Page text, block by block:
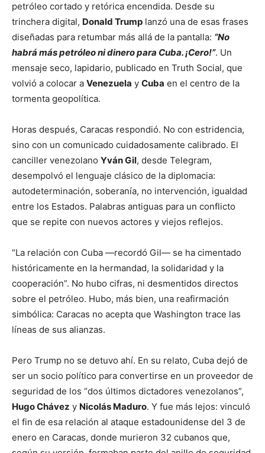
petróleo cortado y retórica encendida. Desde su
trinchera digital, Donald Trump lanzó una de esas frases
diseñadas para retumbar más allá de la pantalla: “No
habrá más petróleo ni dinero para Cuba. ¡Cero!”. Un
mensaje seco, lapidario, publicado en Truth Social, que
volvió a colocar a Venezuela y Cuba en el centro de la
tormenta geopolítica.
Horas después, Caracas respondió. No con estridencia,
sino con un comunicado cuidadosamente calibrado. El
canciller venezolano Yván Gil, desde Telegram,
desempolvó el lenguaje clásico de la diplomacia:
autodeterminación, soberanía, no intervención, igualdad
entre los Estados. Palabras antiguas para un conflicto
que se repite con nuevos actores y viejos reflejos.
“La relación con Cuba —recordó Gil— se ha cimentado
históricamente en la hermandad, la solidaridad y la
cooperación”. No hubo cifras, ni desmentidos directos
sobre el petróleo. Hubo, más bien, una reafirmación
simbólica: Caracas no acepta que Washington trace las
líneas de sus alianzas.
Pero Trump no se detuvo ahí. En su relato, Cuba dejó de
ser un socio político para convertirse en un proveedor de
seguridad de los “dos últimos dictadores venezolanos”,
Hugo Chávez y Nicolás Maduro. Y fue más lejos: vinculó
el fin de esa relación al ataque estadounidense del 3 de
enero en Caracas, donde murieron 32 cubanos que,